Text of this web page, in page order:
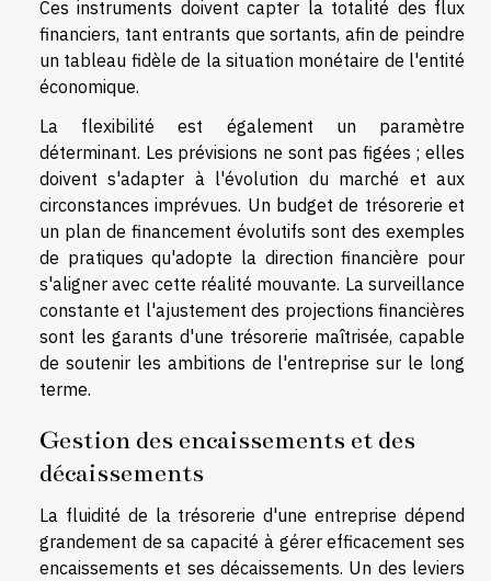
Ces instruments doivent capter la totalité des flux
financiers, tant entrants que sortants, afin de peindre
un tableau fidèle de la situation monétaire de l'entité
économique.
La flexibilité est également un paramètre
déterminant. Les prévisions ne sont pas figées ; elles
doivent s'adapter à l'évolution du marché et aux
circonstances imprévues. Un budget de trésorerie et
un plan de financement évolutifs sont des exemples
de pratiques qu'adopte la direction financière pour
s'aligner avec cette réalité mouvante. La surveillance
constante et l'ajustement des projections financières
sont les garants d'une trésorerie maîtrisée, capable
de soutenir les ambitions de l'entreprise sur le long
terme.
Gestion des encaissements et des
décaissements
La fluidité de la trésorerie d'une entreprise dépend
grandement de sa capacité à gérer efficacement ses
encaissements et ses décaissements. Un des leviers